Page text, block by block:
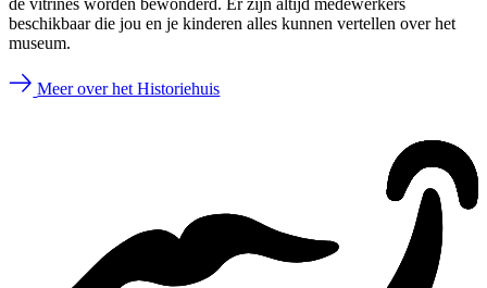
de vitrines worden bewonderd. Er zijn altijd medewerkers
beschikbaar die jou en je kinderen alles kunnen vertellen over het
museum.
Meer over het Historiehuis